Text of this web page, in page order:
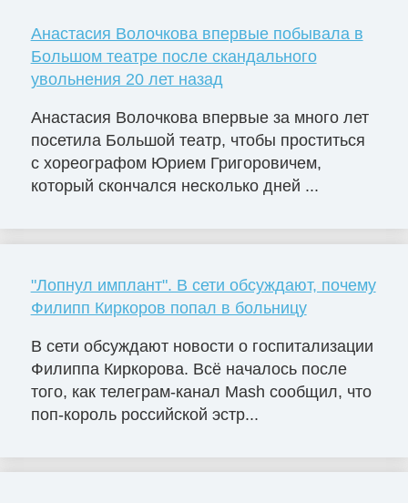
Анастасия Волочкова впервые побывала в
Большом театре после скандального
увольнения 20 лет назад
Анастасия Волочкова впервые за много лет
посетила Большой театр, чтобы проститься
с хореографом Юрием Григоровичем,
который скончался несколько дней ...
"Лопнул имплант". В сети обсуждают, почему
Филипп Киркоров попал в больницу
В сети обсуждают новости о госпитализации
Филиппа Киркорова. Всё началось после
того, как телеграм-канал Mash сообщил, что
поп-король российской эстр...